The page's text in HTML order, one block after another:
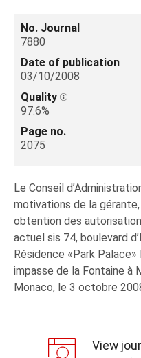
No. Journal
7880
Date of publication
03/10/2008
Quality
97.6%
Page no.
2075
Le Conseil
motivations de la
obtention des
actuel sis 74, boulevard
Résidence «Park Palace»
impasse de la Fontaine à
Monaco, le 3 octobre
View